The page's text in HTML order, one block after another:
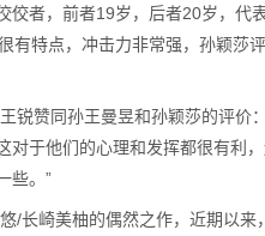
佼者，前者19岁，后者20岁，
有特点，冲击力非常强，孙颖莎
锐赞同孙王曼昱和孙颖莎的评价
对于他们的心理和发挥都很有利
些。”
/长崎美柚的偶然之作，近期以